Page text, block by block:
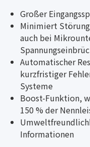
Großer
Minimiert
auch bei
Automatischer
kurzfristiger
Systeme
Boost-Funktion,
150 % der
Informationen